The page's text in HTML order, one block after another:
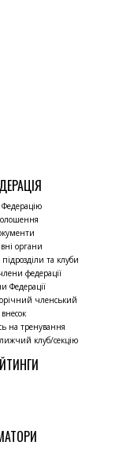
органи
та клуби
федерації
Федерації
членський
внесок
на тренування
клуб/секцію